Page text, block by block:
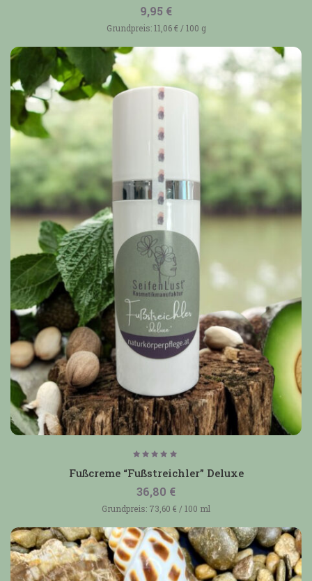
9,95 €
Grundpreis:11,06€ /100 g
5.00
Fußcreme “Fußstreichler” Deluxe
36,80 €
Grundpreis: 73,60 € /100 ml